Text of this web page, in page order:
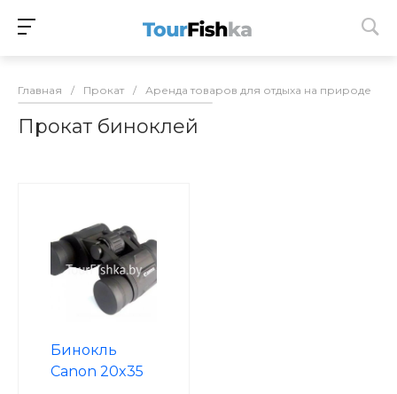
Главная / Прокат / Аренда товаров для отдыха на природе
Прокат биноклей
Бинокль
Canon 20x35